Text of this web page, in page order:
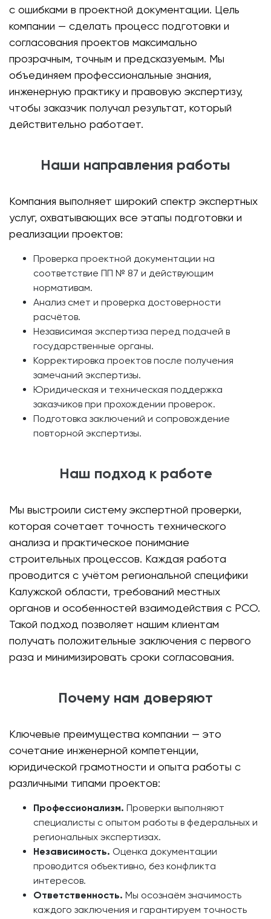
с ошибками в проектной документации. Цель
компании — сделать процесс подготовки и
согласования проектов максимально
прозрачным, точным и предсказуемым. Мы
объединяем профессиональные знания,
инженерную практику и правовую экспертизу,
чтобы заказчик получал результат, который
действительно работает.
Наши направления работы
Компания выполняет широкий спектр экспертных
услуг, охватывающих все этапы подготовки и
реализации проектов:
Проверка проектной документации на
соответствие ПП № 87 и действующим
нормативам.
Анализ смет и проверка достоверности
расчётов.
Независимая экспертиза перед подачей в
государственные органы.
Корректировка проектов после получения
замечаний экспертизы.
Юридическая и техническая поддержка
заказчиков при прохождении проверок.
Подготовка заключений и сопровождение
повторной экспертизы.
Наш подход к работе
Мы выстроили систему экспертной проверки,
которая сочетает точность технического
анализа и практическое понимание
строительных процессов. Каждая работа
проводится с учётом региональной специфики
Калужской области, требований местных
органов и особенностей взаимодействия с РСО.
Такой подход позволяет нашим клиентам
получать положительные заключения с первого
раза и минимизировать сроки согласования.
Почему нам доверяют
Ключевые преимущества компании — это
сочетание инженерной компетенции,
юридической грамотности и опыта работы с
различными типами проектов:
Профессионализм. Проверки выполняют
специалисты с опытом работы в федеральных и
региональных экспертизах.
Независимость. Оценка документации
проводится объективно, без конфликта
интересов.
Ответственность. Мы осознаём значимость
каждого заключения и гарантируем точность